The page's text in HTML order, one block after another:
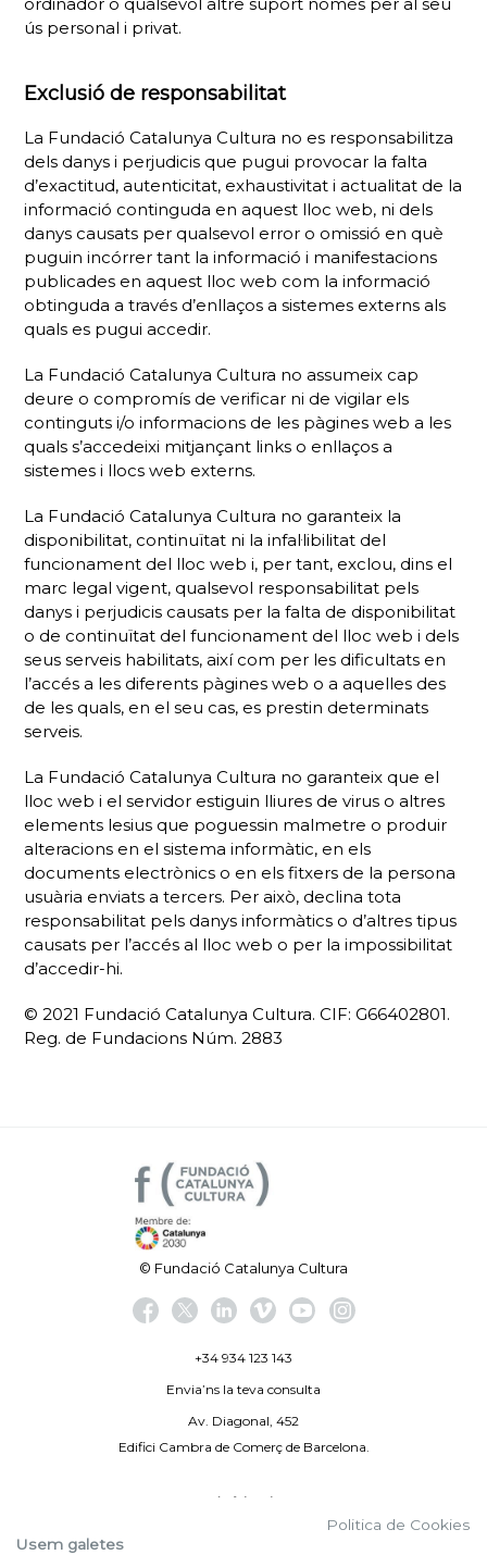
ús personal i privat.
Exclusió de responsabilitat
La Fundació Catalunya Cultura no es responsabilitza
dels danys i perjudicis que pugui provocar la falta
d’exactitud, autenticitat, exhaustivitat i actualitat de la
informació continguda en aquest lloc web, ni dels
danys causats per qualsevol error o omissió en què
puguin incórrer tant la informació i manifestacions
publicades en aquest lloc web com la informació
obtinguda a través d’enllaços a sistemes externs als
quals es pugui accedir.
La Fundació Catalunya Cultura no assumeix cap
deure o compromís de verificar ni de vigilar els
continguts i/o informacions de les pàgines web a les
quals s’accedeixi mitjançant links o enllaços a
sistemes i llocs web externs.
La Fundació Catalunya Cultura no garanteix la
disponibilitat, continuïtat ni la infal·libilitat del
funcionament del lloc web i, per tant, exclou, dins el
marc legal vigent, qualsevol responsabilitat pels
danys i perjudicis causats per la falta de disponibilitat
o de continuïtat del funcionament del lloc web i dels
seus serveis habilitats, així com per les dificultats en
l’accés a les diferents pàgines web o a aquelles des
de les quals, en el seu cas, es prestin determinats
serveis.
La Fundació Catalunya Cultura no garanteix que el
lloc web i el servidor estiguin lliures de virus o altres
elements lesius que poguessin malmetre o produir
alteracions en el sistema informàtic, en els
documents electrònics o en els fitxers de la persona
usuària enviats a tercers. Per això, declina tota
responsabilitat pels danys informàtics o d’altres tipus
causats per l’accés al lloc web o per la impossibilitat
d’accedir-hi.
© 2021 Fundació Catalunya Cultura. CIF: G66402801.
Reg. de Fundacions Núm. 2883
© Fundació Catalunya Cultura
+34 934 123 143
Envia’ns la teva consulta
Av. Diagonal, 452
Edifici Cambra de Comerç de Barcelona.
Avís legal
Politica de Cookies
Usem galetes